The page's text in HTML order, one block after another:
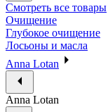
Смотреть все товары
Очищение
Глубокое очищение
Лосьоны и масла
Anna Lotan
Anna Lotan